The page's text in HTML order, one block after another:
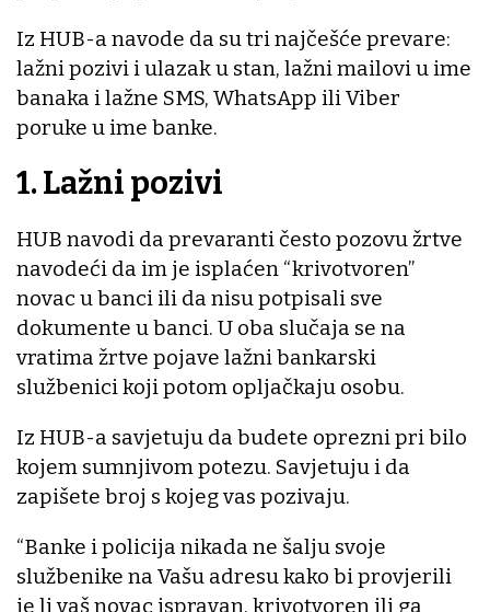
Iz HUB-a navode da su tri najčešće prevare:
lažni pozivi i ulazak u stan, lažni mailovi u ime
banaka i lažne SMS, WhatsApp ili Viber
poruke u ime banke.
1. Lažni pozivi
HUB navodi da prevaranti često pozovu žrtve
navodeći da im je isplaćen “krivotvoren”
novac u banci ili da nisu potpisali sve
dokumente u banci. U oba slučaja se na
vratima žrtve pojave lažni bankarski
službenici koji potom opljačkaju osobu.
Iz HUB-a savjetuju da budete oprezni pri bilo
kojem sumnjivom potezu. Savjetuju i da
zapišete broj s kojeg vas pozivaju.
“Banke i policija nikada ne šalju svoje
službenike na Vašu adresu kako bi provjerili
je li vaš novac ispravan, krivotvoren ili ga